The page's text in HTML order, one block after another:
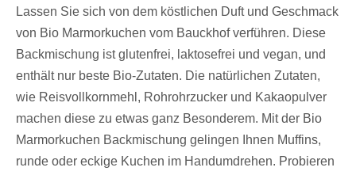
Lassen Sie sich von dem köstlichen Duft und Geschmack
von Bio Marmorkuchen vom Bauckhof verführen. Diese
Backmischung ist glutenfrei, laktosefrei und vegan, und
enthält nur beste Bio-Zutaten. Die natürlichen Zutaten,
wie Reisvollkornmehl, Rohrohrzucker und Kakaopulver
machen diese zu etwas ganz Besonderem. Mit der Bio
Marmorkuchen Backmischung gelingen Ihnen Muffins,
runde oder eckige Kuchen im Handumdrehen. Probieren